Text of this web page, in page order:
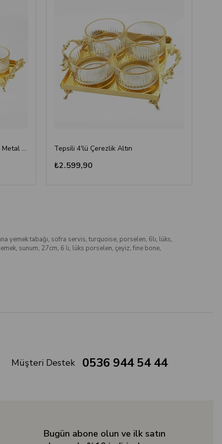
Emayra Tepsili 3'lü Cam Kase ve Metal Tepsi Seti - Altın Rengi Tepsili 4'lü Çerezlik Altın
₺2.599,90
yemek tabağı, sofra servis, turquoise, porselen, 6lı, lüks,
, sunum, 27cm, 6 lı, lüks porselen, çeyiz, fine bone,
Müşteri Destek 0536 944 54 44
Bugün abone olun ve ilk satın